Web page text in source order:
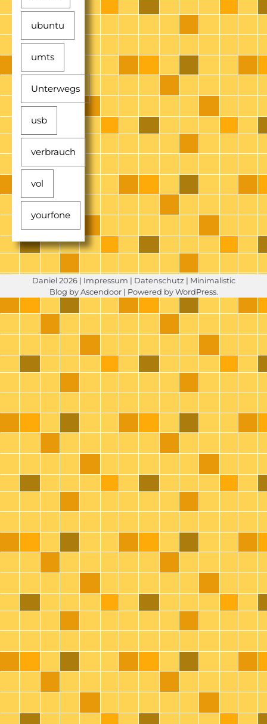
ubuntu
umts
Unterwegs
usb
verbrauch
vol
yourfone
Daniel 2026 | Impressum | Datenschutz | Minimalistic
Blog byAscendoor| Powered byWordPress.